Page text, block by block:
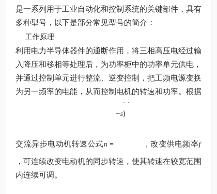
是一系列用于工业自动化和控制系统的关键部件，具有
多种型号，以下是部分常见型号的简介：
工作原理
利用电力半导体器件的通断作用，将三相高压电经过输
入降压和移相等处理后，为功率柜中的功率单元供电，
并通过控制单元进行整流、逆变控制，把工频电源变换
为另一频率的电能，从而控制电机的转速和功率。根据
交流异步电动机转速公式n =
p
−s)
，改变供电频率f
，可连续改变电动机的同步转速，使其转速在较宽范围
内连续可调。